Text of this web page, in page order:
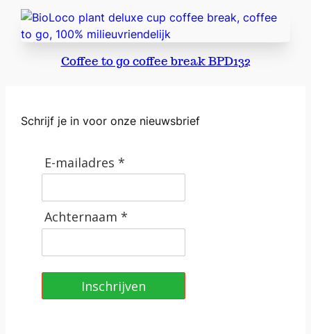
Coffee to go coffee break BPD132
Schrijf je in voor onze nieuwsbrief
E-mailadres *
Achternaam *
Inschrijven